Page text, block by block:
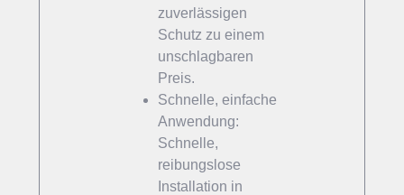
zuverlässigen
Schutz zu einem
unschlagbaren
Preis.
Schnelle, einfache
Anwendung:
Schnelle,
reibungslose
Installation in